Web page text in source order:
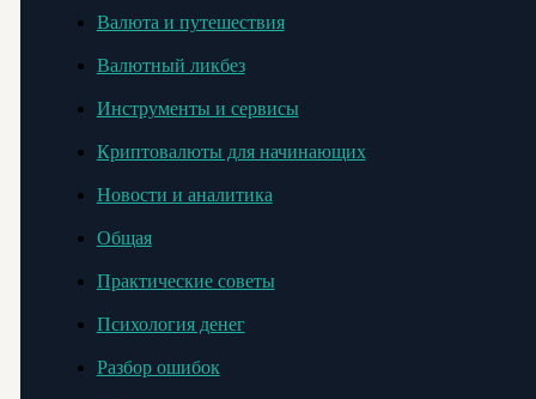
Валюта и путешествия
Валютный ликбез
Инструменты и сервисы
Криптовалюты для начинающих
Новости и аналитика
Общая
Практические советы
Психология денег
Разбор ошибок